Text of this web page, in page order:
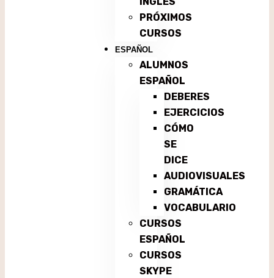
PRÓXIMOS
CURSOS
ESPAÑOL
ALUMNOS
ESPAÑOL
DEBERES
EJERCICIOS
CÓMO
SE
DICE
AUDIOVISUALES
GRAMÁTICA
VOCABULARIO
CURSOS
ESPAÑOL
CURSOS
SKYPE